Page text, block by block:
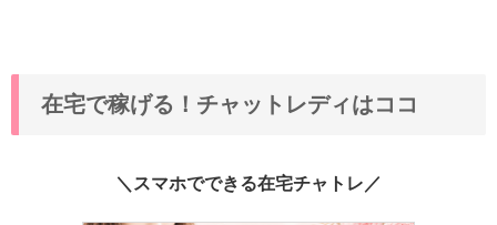
在宅で稼げる！チャットレディはココ
＼スマホでできる在宅チャトレ／